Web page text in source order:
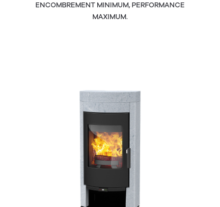
ENCOMBREMENT MINIMUM, PERFORMANCE
MAXIMUM.